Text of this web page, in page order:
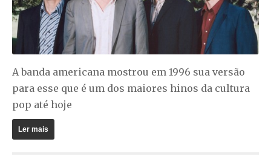
A banda americana mostrou em 1996 sua versão
para esse que é um dos maiores hinos da cultura
pop até hoje
Ler mais